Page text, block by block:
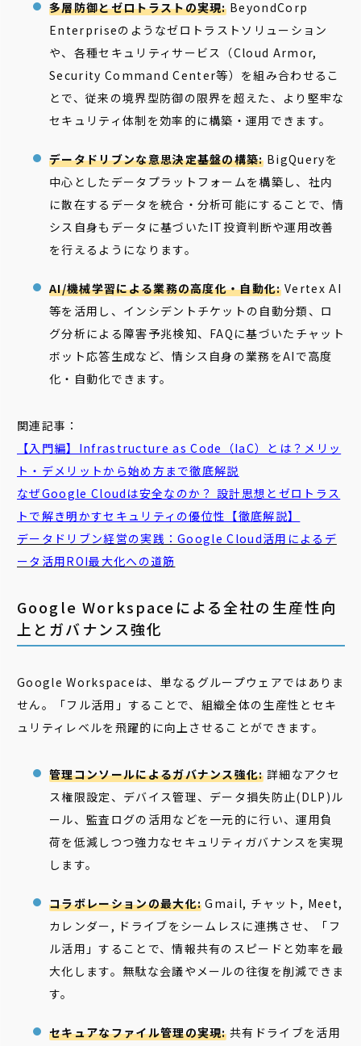
多層防御とゼロトラストの実現:BeyondCorp
Enterpriseのようなゼロトラストソリューション
や、各種セキュリティサービス（Cloud Armor,
Security Command Center等）を組み合わせるこ
とで、従来の境界型防御の限界を超えた、より堅牢な
セキュリティ体制を効率的に構築・運用できます。
データドリブンな意思決定基盤の構築:BigQueryを
中心としたデータプラットフォームを構築し、社内
に散在するデータを統合・分析可能にすることで、情
シス自身もデータに基づいたIT投資判断や運用改善
を行えるようになります。
AI/機械学習による業務の高度化・自動化:Vertex AI
等を活用し、インシデントチケットの自動分類、ロ
グ分析による障害予兆検知、FAQに基づいたチャット
ボット応答生成など、情シス自身の業務をAIで高度
化・自動化できます。
関連記事：
【入門編】Infrastructure as Code（IaC）とは？メリッ
ト・デメリットから始め方まで徹底解説
なぜGoogle Cloudは安全なのか？ 設計思想とゼロトラス
トで解き明かすセキュリティの優位性【徹底解説】
データドリブン経営の実践：Google Cloud活用によるデ
ータ活用ROI最大化への道筋
Google Workspaceによる全社の生産性向
上とガバナンス強化
Google Workspaceは、単なるグループウェアではありま
せん。「フル活用」することで、組織全体の生産性とセキ
ュリティレベルを飛躍的に向上させることができます。
管理コンソールによるガバナンス強化:詳細なアクセ
ス権限設定、デバイス管理、データ損失防止(DLP)ル
ール、監査ログの活用などを一元的に行い、運用負
荷を低減しつつ強力なセキュリティガバナンスを実現
します。
コラボレーションの最大化: Gmail, チャット, Meet,
カレンダー, ドライブをシームレスに連携させ、「フ
ル活用」することで、情報共有のスピードと効率を最
大化します。無駄な会議やメールの往復を削減できま
す。
セキュアなファイル管理の実現:共有ドライブを活用